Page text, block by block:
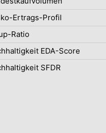
Ertrags-Profil
Ratio
EDA-Score
SFDR